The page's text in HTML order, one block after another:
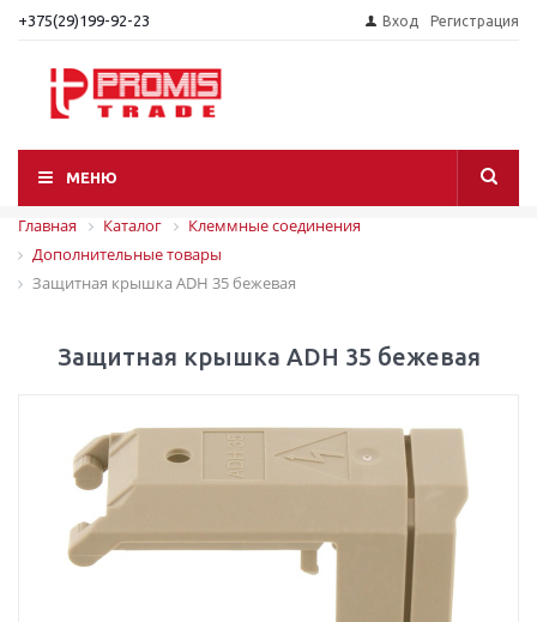
+375(29)199-92-23 Вход Регистрация
МЕНЮ
Главная Каталог
Клеммные соединения
Дополнительные товары
Защитная крышка ADH 35 бежевая
Защитная крышка ADH 35 бежевая